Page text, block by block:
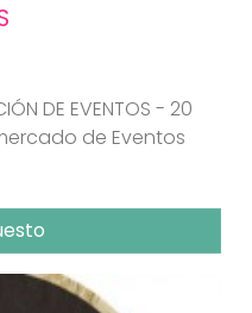
DE EVENTOS - 20
de Eventos